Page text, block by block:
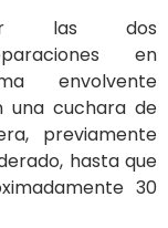
las dos
en
envolvente
una cuchara de
previamente
hasta que
30